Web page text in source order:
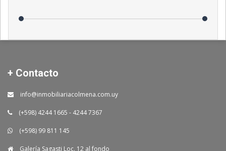
+ Contacto
info@inmobiliariacolmena.com.uy
(+598) 4244 1665 - 4244 7367
(+598) 99 811 145
Galería Sagasti Loc. 12 al fondo